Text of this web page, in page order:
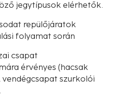
jegytípusok elérhetők.
repülőjáratok
folyamat során
csapat
érvényes (hacsak
vendégcsapat szurkolói